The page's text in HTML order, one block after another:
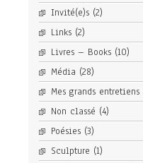
Invité(e)s (2)
Links (2)
Livres – Books (10)
Média (28)
Mes grands entretiens
Non classé (4)
Poésies (3)
Sculpture (1)